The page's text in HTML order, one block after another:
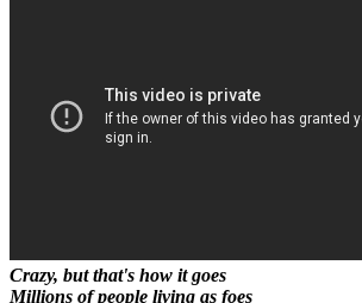
Crazy, but that's how it goes
Millions of people living as foes